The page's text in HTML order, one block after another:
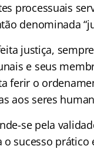
processuais
denominada
justiça,
e seus
ferir o
aos seres
se pela
o sucesso